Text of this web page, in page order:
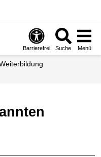
Barrierefrei Suche Menü
Weiterbildung